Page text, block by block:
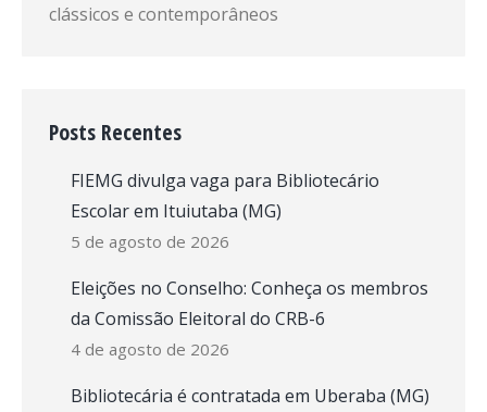
clássicos e contemporâneos
Posts Recentes
FIEMG divulga vaga para Bibliotecário
Escolar em Ituiutaba (MG)
5 de agosto de 2026
Eleições no Conselho: Conheça os membros
da Comissão Eleitoral do CRB-6
4 de agosto de 2026
Bibliotecária é contratada em Uberaba (MG)